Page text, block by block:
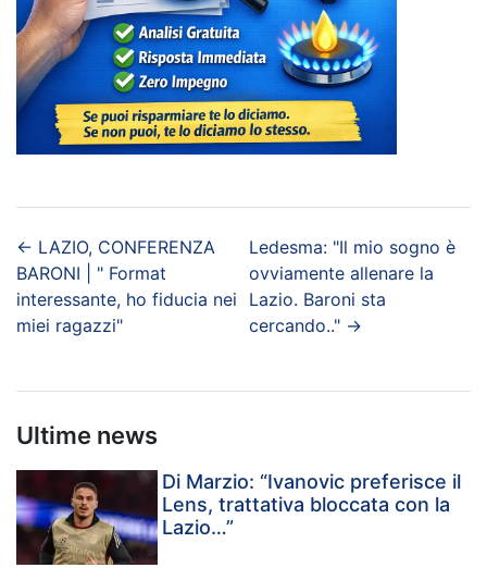
← LAZIO, CONFERENZA
BARONI | " Format
interessante, ho fiducia nei
miei ragazzi"
Ledesma: "Il mio sogno è
ovviamente allenare la
Lazio. Baroni sta
cercando.." →
Ultime news
Di Marzio: “Ivanovic preferisce il
Lens, trattativa bloccata con la
Lazio…”